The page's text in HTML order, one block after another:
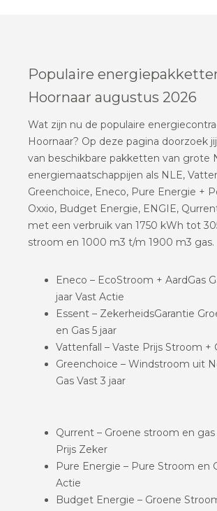
Populaire
Hoornaar augustus 2026
Wat zijn nu de populaire
Hoornaar? Op deze pagina doorzoek
van beschikbare pakketten van grote
energiemaatschappijen als NLE,
Greenchoice, Eneco, Pure Energie +
Oxxio, Budget Energie, ENGIE,
met een verbruik van 1750 kWh tot
stroom en 1000 m3 t/m 1900 m3 gas.
Eneco – EcoStroom + AardGas
jaar Vast Actie
Essent – ZekerheidsGarantie
en Gas 5 jaar
Vattenfall – Vaste Prijs Stroom +
Greenchoice – Windstroom uit
Gas Vast 3 jaar
Qurrent – Groene stroom en gas
Prijs Zeker
Pure Energie – Pure Stroom en
Actie
Budget Energie – Groene